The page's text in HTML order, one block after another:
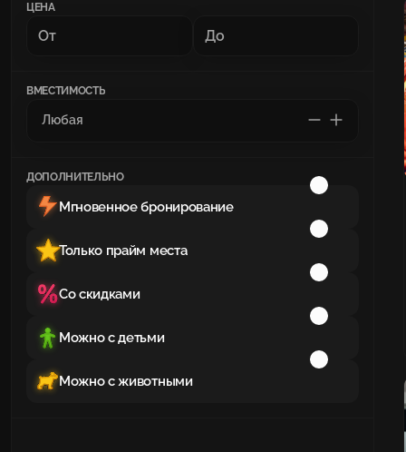
ЦЕНА
ВМЕСТИМОСТЬ
ДОПОЛНИТЕЛЬНО
Мгновенное бронирование
Только прайм места
Со скидками
Можно с детьми
Можно с животными